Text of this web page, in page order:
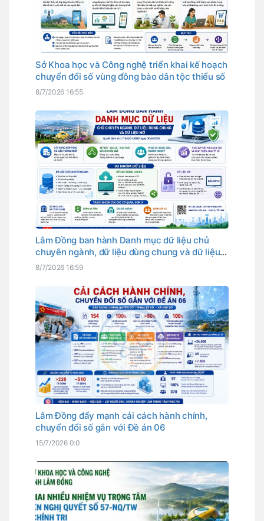
Sở Khoa học và Công nghệ triển khai kế hoạch
chuyển đổi số vùng đồng bào dân tộc thiểu số
8/7/2026 16:55
Lâm Đồng ban hành Danh mục dữ liệu chủ
chuyên ngành, dữ liệu dùng chung và dữ liệu
mở
8/7/2026 16:59
Lâm Đồng đẩy mạnh cải cách hành chính,
chuyển đổi số gắn với Đề án 06
15/7/2026 0:0